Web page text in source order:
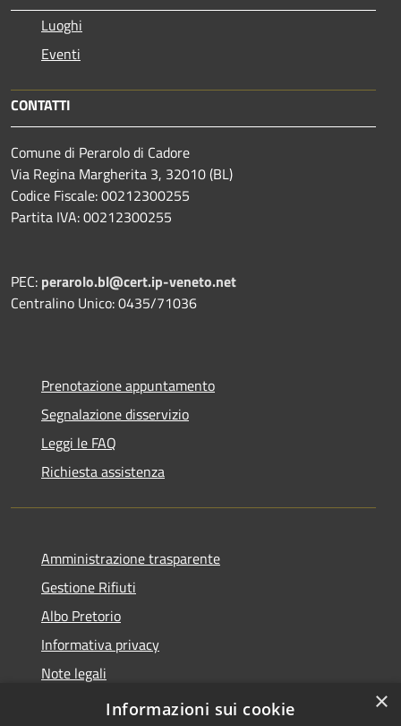
Luoghi
Eventi
CONTATTI
Comune di Perarolo di Cadore
Via Regina Margherita 3, 32010 (BL)
Codice Fiscale: 00212300255
Partita IVA: 00212300255
PEC: perarolo.bl@cert.ip-veneto.net
Centralino Unico: 0435/71036
Prenotazione appuntamento
Segnalazione disservizio
Leggi le FAQ
Richiesta assistenza
Amministrazione trasparente
Gestione Rifiuti
Albo Pretorio
Informativa privacy
Note legali
Dichiarazione di accessibilità
×
Informazioni sui cookie